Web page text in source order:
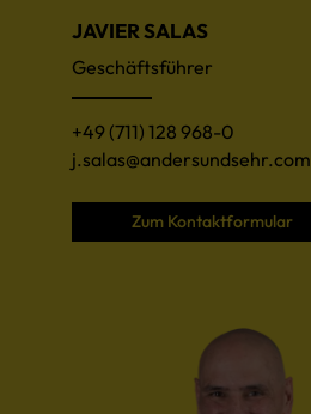
JAVIER SALAS
Geschäftsführer
+49 (711) 128 968-0
j.salas@andersundsehr.com
Zum Kontaktformular